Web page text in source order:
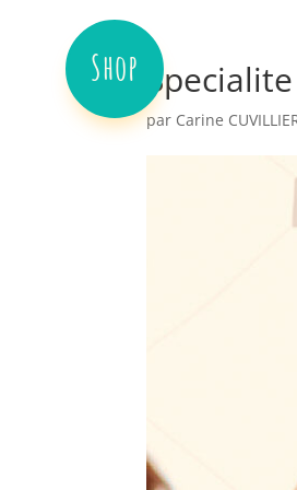
Shop
par Carine